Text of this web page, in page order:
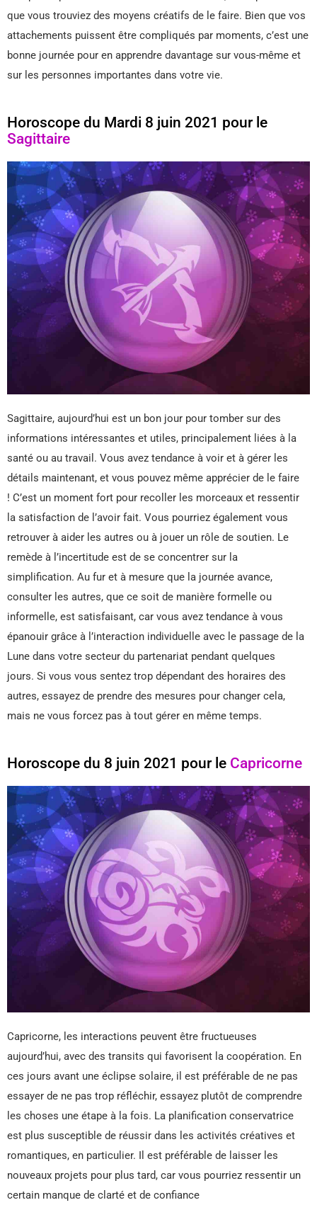
que vous trouviez des moyens créatifs de le faire. Bien que vos
attachements puissent être compliqués par moments, c’est une
bonne journée pour en apprendre davantage sur vous-même et
sur les personnes importantes dans votre vie.
Horoscope du Mardi 8 juin 2021 pour le
Sagittaire
Sagittaire, aujourd’hui est un bon jour pour tomber sur des
informations intéressantes et utiles, principalement liées à la
santé ou au travail. Vous avez tendance à voir et à gérer les
détails maintenant, et vous pouvez même apprécier de le faire
! C’est un moment fort pour recoller les morceaux et ressentir
la satisfaction de l’avoir fait. Vous pourriez également vous
retrouver à aider les autres ou à jouer un rôle de soutien. Le
remède à l’incertitude est de se concentrer sur la
simplification. Au fur et à mesure que la journée avance,
consulter les autres, que ce soit de manière formelle ou
informelle, est satisfaisant, car vous avez tendance à vous
épanouir grâce à l’interaction individuelle avec le passage de la
Lune dans votre secteur du partenariat pendant quelques
jours. Si vous vous sentez trop dépendant des horaires des
autres, essayez de prendre des mesures pour changer cela,
mais ne vous forcez pas à tout gérer en même temps.
Horoscope du 8 juin 2021 pour le Capricorne
Capricorne, les interactions peuvent être fructueuses
aujourd’hui, avec des transits qui favorisent la coopération. En
ces jours avant une éclipse solaire, il est préférable de ne pas
essayer de ne pas trop réfléchir, essayez plutôt de comprendre
les choses une étape à la fois. La planification conservatrice
est plus susceptible de réussir dans les activités créatives et
romantiques, en particulier. Il est préférable de laisser les
nouveaux projets pour plus tard, car vous pourriez ressentir un
certain manque de clarté et de confiance